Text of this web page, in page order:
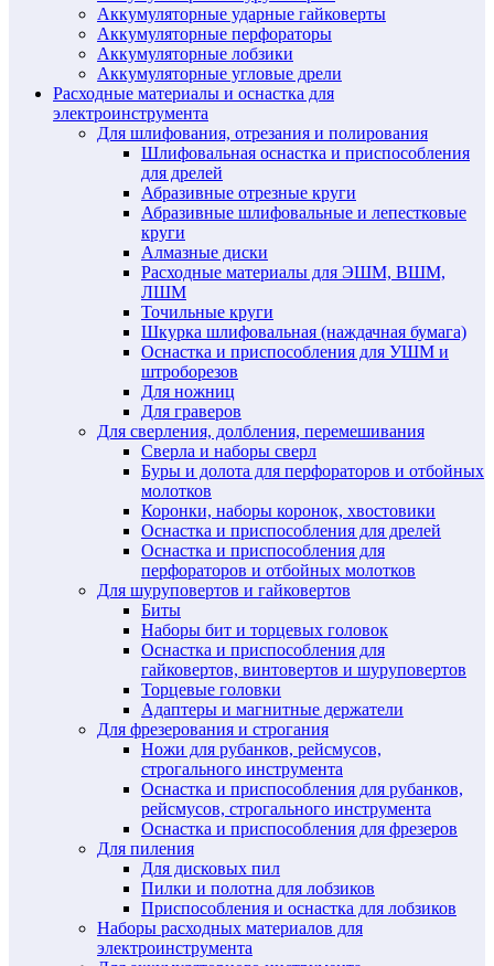
Аккумуляторные ударные гайковерты
Аккумуляторные перфораторы
Аккумуляторные лобзики
Аккумуляторные угловые дрели
Расходные материалы и оснастка для
электроинструмента
Для шлифования, отрезания и полирования
Шлифовальная оснастка и приспособления
для дрелей
Абразивные отрезные круги
Абразивные шлифовальные и лепестковые
круги
Алмазные диски
Расходные материалы для ЭШМ, ВШМ,
ЛШМ
Точильные круги
Шкурка шлифовальная (наждачная бумага)
Оснастка и приспособления для УШМ и
штроборезов
Для ножниц
Для граверов
Для сверления, долбления, перемешивания
Сверла и наборы сверл
Буры и долота для перфораторов и отбойных
молотков
Коронки, наборы коронок, хвостовики
Оснастка и приспособления для дрелей
Оснастка и приспособления для
перфораторов и отбойных молотков
Для шуруповертов и гайковертов
Биты
Наборы бит и торцевых головок
Оснастка и приспособления для
гайковертов, винтовертов и шуруповертов
Торцевые головки
Адаптеры и магнитные держатели
Для фрезерования и строгания
Ножи для рубанков, рейсмусов,
строгального инструмента
Оснастка и приспособления для рубанков,
рейсмусов, строгального инструмента
Оснастка и приспособления для фрезеров
Для пиления
Для дисковых пил
Пилки и полотна для лобзиков
Приспособления и оснастка для лобзиков
Наборы расходных материалов для
электроинструмента